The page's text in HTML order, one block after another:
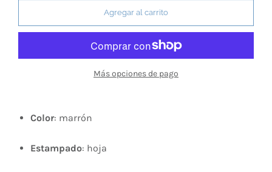
Agregar al carrito
Más opciones de pago
Color: marrón
Estampado: hoja